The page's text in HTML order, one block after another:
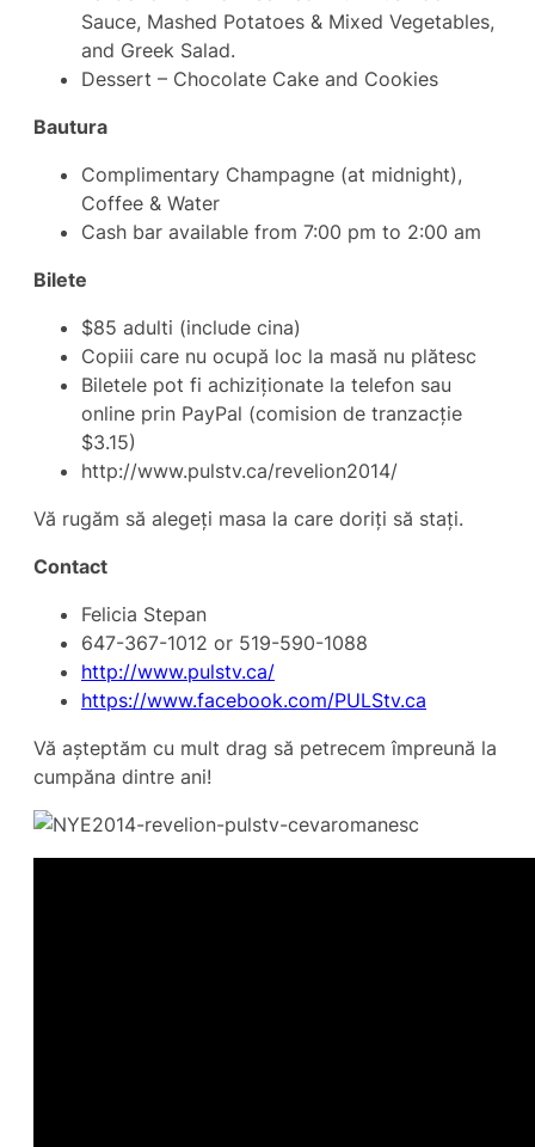
Sauce, Mashed Potatoes & Mixed Vegetables,
and Greek Salad.
Dessert – Chocolate Cake and Cookies
Bautura
Complimentary Champagne (at midnight),
Coffee & Water
Cash bar available from 7:00 pm to 2:00 am
Bilete
$85 adulti (include cina)
Copiii care nu ocupă loc la masă nu plătesc
Biletele pot fi achiziționate la telefon sau
online prin PayPal (comision de tranzacție
$3.15)
http://www.pulstv.ca/revelion2014/
Vă rugăm să alegeți masa la care doriți să stați.
Contact
Felicia Stepan
647-367-1012 or 519-590-1088
http://www.pulstv.ca/
https://www.facebook.com/PULStv.ca
Vă așteptăm cu mult drag să petrecem împreună la
cumpăna dintre ani!